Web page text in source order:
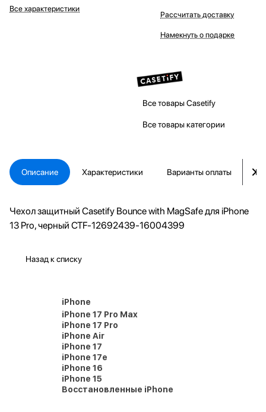
Все характеристики
Рассчитать доставку
Намекнуть о подарке
Все товары Casetify
Все товары категории
Описание Характеристики Варианты оплаты
Чехол защитный Casetify Bounce with MagSafe для iPhone
13 Pro, черный CTF-12692439-16004399
Назад к списку
iPhone
iPhone 17 Pro Max
iPhone 17 Pro
iPhone Air
iPhone 17
iPhone 17e
iPhone 16
iPhone 15
Восстановленные iPhone